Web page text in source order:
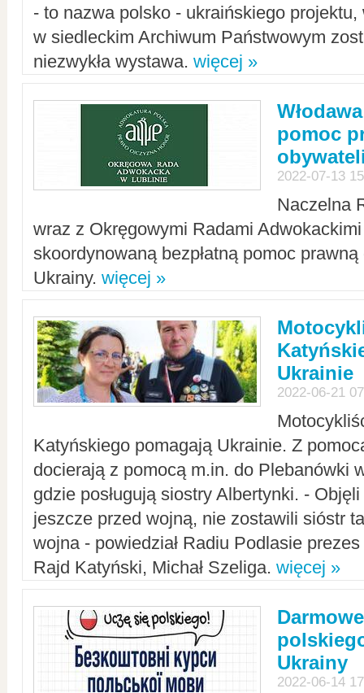
- to nazwa polsko - ukraińskiego
w siedleckim Archiwum Państwowym
niezwykła wystawa. więcej »
pomoc
2022-07-13
Naczelna
wraz z Okręgowymi Radami Adwokackimi
skoordynowaną bezpłatną pomoc
Ukrainy. więcej »
Ukrainie
2022-06-21
Katyńskiego pomagają Ukrainie. Z
docierają z pomocą m.in. do Plebanówki
gdzie posługują siostry Albertynki. -
jeszcze przed wojną, nie zostawili sióstr
wojna - powiedział Radiu Podlasie
Rajd Katyński, Michał Szeliga. więcej »
Ukrainy
2022-06-14